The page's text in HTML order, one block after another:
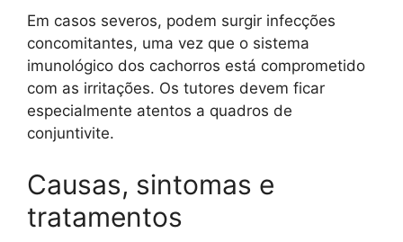
Em casos severos, podem surgir infecções
concomitantes, uma vez que o sistema
imunológico dos cachorros está comprometido
com as irritações. Os tutores devem ficar
especialmente atentos a quadros de
conjuntivite.
Causas, sintomas e
tratamentos